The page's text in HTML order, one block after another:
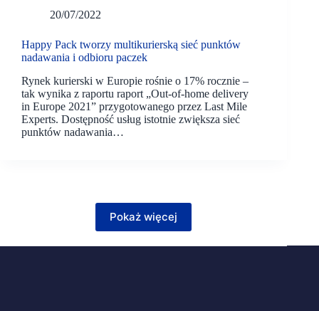
20/07/2022
Happy Pack tworzy multikurierską sieć punktów
nadawania i odbioru paczek
Rynek kurierski w Europie rośnie o 17% rocznie –
tak wynika z raportu raport „Out-of-home delivery
in Europe 2021” przygotowanego przez Last Mile
Experts. Dostępność usług istotnie zwiększa sieć
punktów nadawania…
Pokaż więcej